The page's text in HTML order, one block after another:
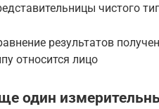
чистого
результатов
относится лицо
один